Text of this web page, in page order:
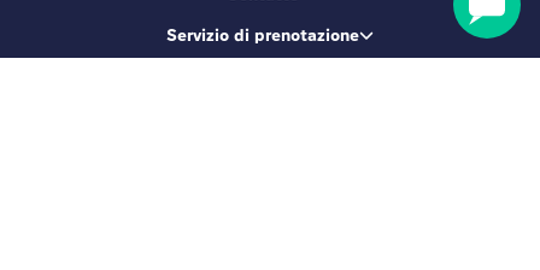
Servizio di prenotazione